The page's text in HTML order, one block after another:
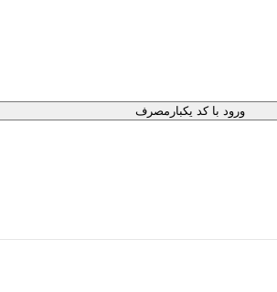
ورود با کد یکبارمصرف